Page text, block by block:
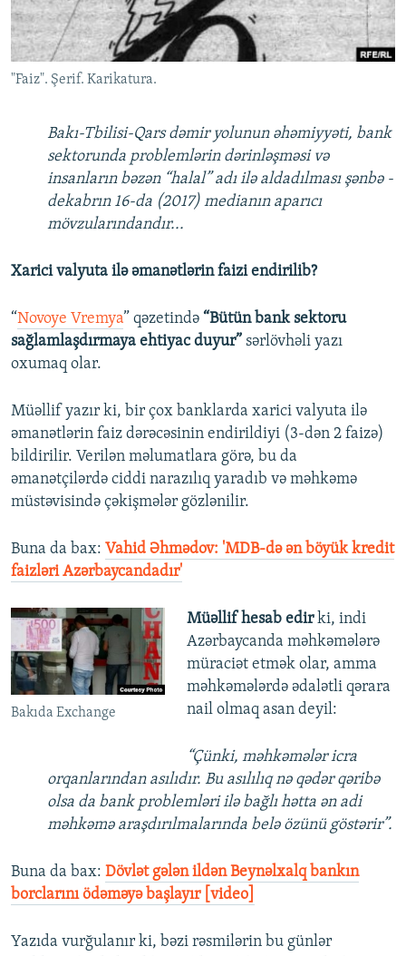
İNFOQRAFIKA
KARIKATURA
AZƏRBAYCAN ƏDƏBIYYATI KITABXANASI
İSLAM VƏ DEMOKRATIYA
İZ - MƏDƏNIYYƏT PROQRAMI
MISSIYAMIZ
PEŞƏ ETIKASI VƏ JURNALISTIKA STANDARTLARIMIZ
MATERIALLARIMIZDAN ISTIFADƏ
BIZIMLƏ ƏLAQƏ
XƏBƏR BÜLLETENLƏRIMIZ
BIZI IZLƏ
"Faiz". Şerif. Karikatura.
Bakı-Tbilisi-Qars dəmir yolunun əhəmiyyəti, bank
sektorunda problemlərin dərinləşməsi və
insanların bəzən “halal” adı ilə aldadılması şənbə -
dekabrın 16-da (2017) medianın aparıcı
mövzularındandır...
Xarici valyuta ilə əmanətlərin faizi endirilib?
“Novoye Vremya” qəzetində “Bütün bank sektoru
sağlamlaşdırmaya ehtiyac duyur” sərlövhəli yazı
oxumaq olar.
Müəllif yazır ki, bir çox banklarda xarici valyuta ilə
əmanətlərin faiz dərəcəsinin endirildiyi (3-dən 2 faizə)
bildirilir. Verilən məlumatlara görə, bu da
əmanətçilərdə ciddi narazılıq yaradıb və məhkəmə
müstəvisində çəkişmələr gözlənilir.
Buna da bax: Vahid Əhmədov: 'MDB-də ən böyük kredit
faizləri Azərbaycandadır'
Bakıda Exchange
Müəllif hesab edirki, indi
Azərbaycanda məhkəmələrə
müraciət etmək olar, amma
məhkəmələrdə ədalətli qərara
nail olmaq asan deyil:
“Çünki, məhkəmələr icra
orqanlarından asılıdır. Bu asılılıq nə qədər qəribə
olsa da bank problemləri ilə bağlı hətta ən adi
məhkəmə araşdırılmalarında belə özünü göstərir”.
Buna da bax:​ Dövlət gələn ildən Beynəlxalq bankın
borclarını ödəməyə başlayır [video]
Yazıda vurğulanır ki, bəzi rəsmilərin bu günlər